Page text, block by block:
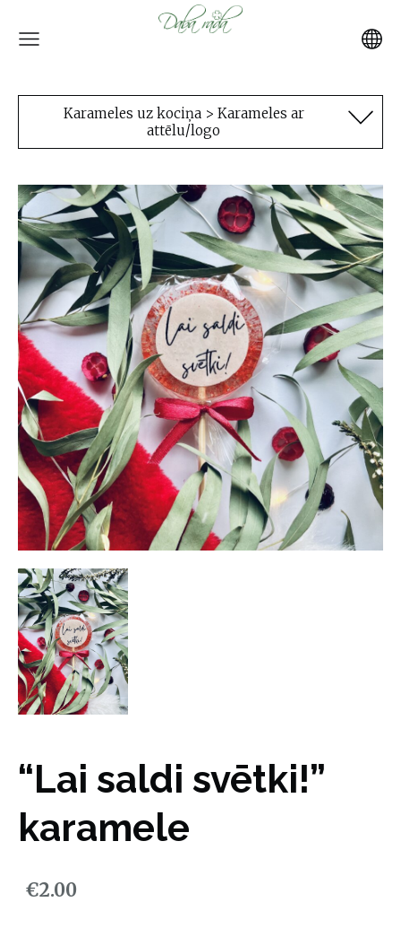
Karameles uz kociņa > Karameles ar
attēlu/logo
“Lai saldi svētki!”
karamele
€2.00